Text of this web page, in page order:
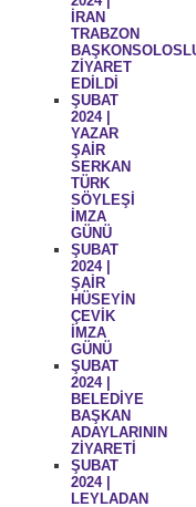
İRAN
TRABZON
ZİYARET
EDİLDİ
ŞUBAT
2024 |
YAZAR
ŞAİR
SERKAN
TÜRK
SÖYLEŞİ
İMZA
GÜNÜ
ŞUBAT
2024 |
ŞAİR
HÜSEYİN
ÇEVİK
İMZA
GÜNÜ
ŞUBAT
2024 |
BELEDİYE
BAŞKAN
ADAYLARININ
ZİYARETİ
ŞUBAT
2024 |
LEYLADAN